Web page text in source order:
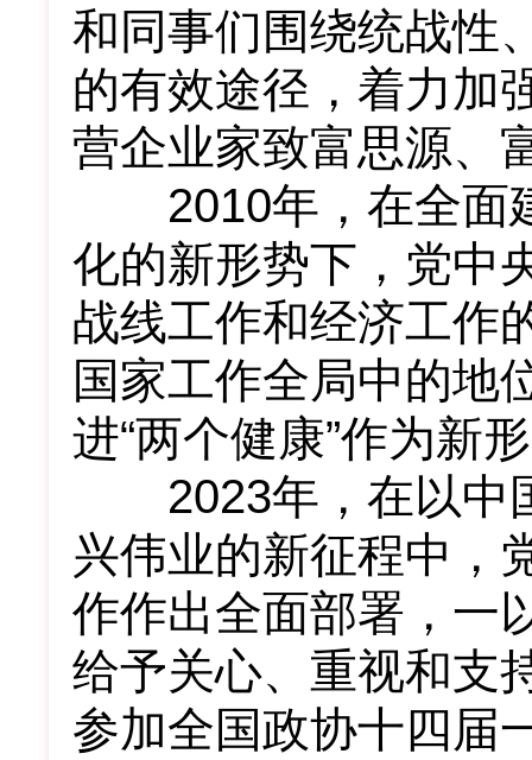
和同事们围绕统战性
的有效途径，着力加
营企业家致富思源、
2010年，在全面建
化的新形势下，党中
战线工作和经济工作
国家工作全局中的地
进“两个健康”作为新
2023年，在以中国
兴伟业的新征程中，
作作出全面部署，一
给予关心、重视和支
参加全国政协十四届